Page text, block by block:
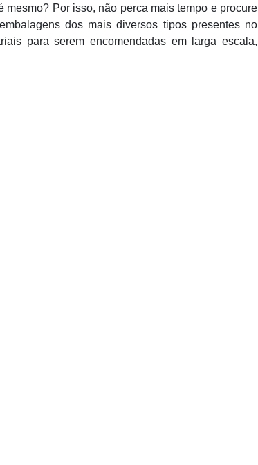
Por isso, não perca mais tempo e procure
dos mais diversos tipos presentes no
para serem encomendadas em larga escala,